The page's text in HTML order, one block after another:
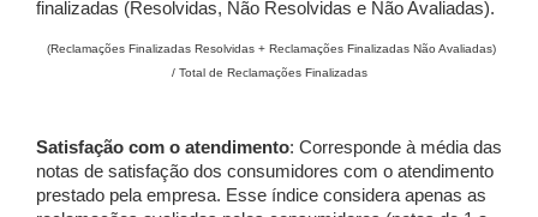
finalizadas (Resolvidas, Não Resolvidas e Não Avaliadas).
(Reclamações Finalizadas Resolvidas + Reclamações Finalizadas Não Avaliadas)
/ Total de Reclamações Finalizadas
Satisfação com o atendimento: Corresponde à média das
notas de satisfação dos consumidores com o atendimento
prestado pela empresa. Esse índice considera apenas as